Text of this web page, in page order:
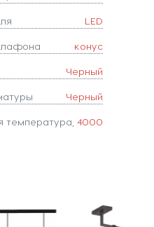
LED
конус
Черный
Черный
температура, 4000